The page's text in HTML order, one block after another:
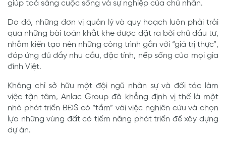
giúp toả sáng cuộc sống và sự nghiệp của chủ nhân.
Do đó, những đơn vị quản lý và quy hoạch luôn phải trải
qua những bài toán khắt khe được đặt ra bởi chủ đầu tư,
nhằm kiến tạo nên những công trình gắn với “giá trị thực”,
đáp ứng đủ đầy nhu cầu, đặc tính, nếp sống của mọi gia
đình Việt.
Không chỉ sở hữu một đội ngũ nhân sự và đối tác làm
việc tận tâm, Anlac Group đã khẳng định vị thế là một
nhà phát triển BĐS có “tầm” với việc nghiên cứu và chọn
lựa những vùng đất có tiềm năng phát triển để xây dựng
dự án.